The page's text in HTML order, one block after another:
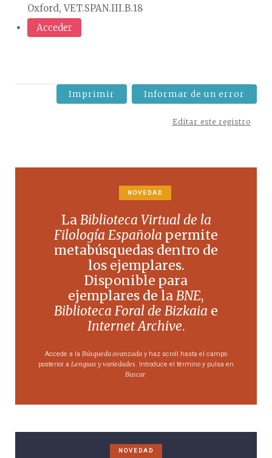
Oxford, VET.SPAN.III.B.18
Acceder
Imprimir Informar de un error
Editar este registro
NOVEDAD
LaBiblioteca Virtual de la
Filología Española permite
metabúsquedas dentro de
los ejemplares.
Disponible para
ejemplares de laBNE,
Biblioteca Foral de Bizkaia e
Internet Archive.
Accede a la Búsqueda avanzada y haz scroll hasta el campo
posterior a Lenguas y variedades . Introduce el término y pulsa en
Buscar.
NOVEDAD